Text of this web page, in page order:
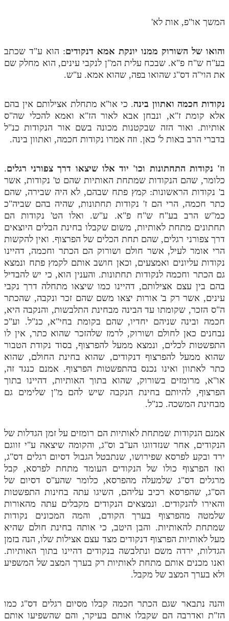
תלמוד עשר הספירות חלק א
תע"ס חלק ב' עיון
תלמוד עשר הספירות חלק ד
תלמוד עשר הספירות חלק ה
תלמוד עשר הספירות חלק ז
תלמוד עשר הספירות חלק ח
תלמוד עשר הספירות חלק ט
תלמוד עשר הספירות חלק י
תלמוד עשר הספירות חלק יא
תלמוד עשר הספירות חלק יב
תלמוד עשר הספירות חלק יג
תלמוד עשר הספירות חלק יד
תלמוד עשר הספירות חלק טו
תלמוד עשר הספירות חלק טז
בית שער הכוונות
אודות האתר
אודות האתר
אתר הבית
לאתר ספר הרב
דף היומי בזוהר הקדוש
המשך או"פ, אות לא'
והואו של השורוק ממנו יונקת אמא דנקודים: הוא ע"ד שכתב
בע"ח ש"ח פ"א. שבכח עלית המ"ן לנקבי עינים, הוא מחלק שם
את הוי"ה דס"ג שהואו בפה, שהוא אמא. ע"ש.
נקודות חכמה ואתוון בינה. כי או"א מתחלת אצילותם אין בהם
אלא קומת ז"א, ונבחן אבא לאור הז"א ואמא להכלי שה"ס
אותיות. ואור הזה שבקטנות מכונה בשם אור הנקודות כנ"ל
בדברי הרב באות ל' כאן. וזה אמרו נקודות חכמה, ואתוון בינה.
וז' נקודות התחתונות וכו' יוד אלו שיצאו דרך צפורני רגלים.
כלומר, שהם הנקודות שמתחת האותיות שהם ט' נקודות, אשר
ב' נקודות הראשונות: קמץ פתח שבהם, לא היה שבירה, שהם
כתר חכמה, הרי הם ז' נקודות תחתונות, שהיה בהם שביה"כ
כמ"ש הרב בע"ח ש"ח פ"א. ע"ש. ואלו הט' נקודות הם
תחתונים מתחת לאותיות, משום שקבלו בחינת הבלים היוצאים
דרך צפורני רגלים, שהם תחת הכלים של הפרצוף. ואין להקשות
הרי אומר לעיל, אשר חולם ושורוק הם הכתר וחכמה, דהיינו
נקודות עליונים ואמצעים, וכאן חושב אותם לקמץ פתח ונמצא
גם הכתר וחכמה לנקודות תחתונות. והענין הוא, כי יש להבדיל
בהם בין עצם אצילותם, דהיינו כמו שיצאו מתחלה דרך נקבי
עינים, אשר רק ב' אורות יצאו משם שהם זכר ונקבה, שהכתר
ה"ס הזכר, שקומתו עד הבינה מבחינת התלבשות, והנקבה היא,
חכמה ובינה שניהם יחדיו, שהם בקומת בחי"א, כנ"ל. וע"כ
נבחנים כאן לחולם ושורוק, לרמז שלהזכר שהוא כתר, אין לו
התפשטות לכלים, ונמצא ממעל להפרצוף, בסוד נקודת הטבור
שהוא ממעל להפרצוף דנקודים, שהוא בחינת החולם, שהוא
כתר לאתוון ואינו נכנס בהתפשטות הפרצוף. אמנם כנגד זה,
או"א, מרומזים בשורוק, שהוא בתוך האותיות, דהיינו בתוך
הפרצוף, להיותם בחינת הנקבה שיש להם מ"ן שלימים גם
מבחינת המשכה. כנ"ל.
אמנם הנקודות שמתחת לאותיות הם רומזים על זמן הגדלות של
הנקודים, אחר שנזדווגו הע"ב וס"ג, והקומה שיצאה ע"י זווגם
ירד ובקע לפרסא שפירושו, שנתבטל הגבול דסיום רגלים דס"ג,
ואז הפרצוף כולו של הנקודים העומד מתחת לפרסא, קבל
מרגלים דס"ג שלמעלה מהפרסא, כלומר שהע"ס דסיום של
הס"ג, שהפרסא רכיב עליהם, השיגו עתה בחינות התפשטות
והאירו להנקודים. ונמצאים הנקודים מקבלים עתה מהאורות
שלמטה מהפרצוף בערך הקודם, והמה המכונים נקודות
שמתחת להאותיות. והבן היטב, כי אותה בחינת חולם שהיא
מעל לאותיות הפרצוף דנקודים מצד עצם אצילות שלו, הנה בזמן
הגדלות, ירדה משם ונתלבשה בנקודים דהיינו בתוך האותיות.
ואנו מכנים אותם מתחת לאותיות רק בערך המצב של המשפיע
ולא בערך המצב של מקבל.
והנה נתבאר שגם הכתר חכמה קבלו מסיום רגלים דס"ג כמו
הז"ת ואדרבה הם שקבלו אותם בעיקר, והם שהשפיעו אותם